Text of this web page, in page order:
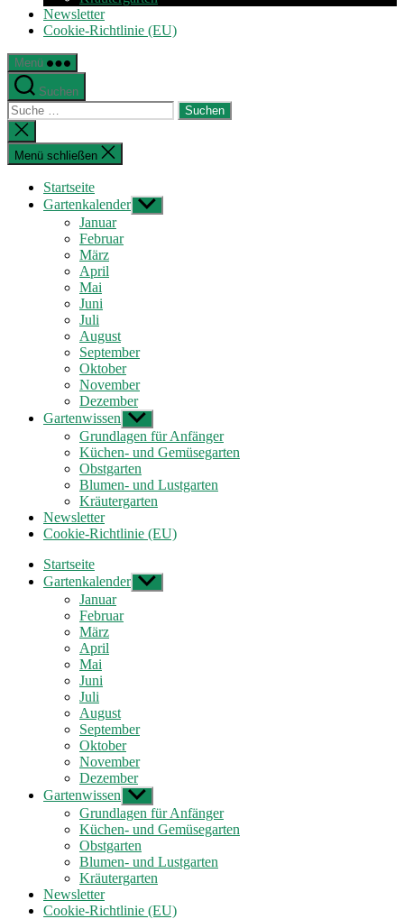
Newsletter
Cookie-Richtlinie (EU)
Menü
Suchen
Suche
nach:
Suche
schließen
Menü schließen
Startseite
Gartenkalender Untermenü
anzeigen
Januar
Februar
März
April
Mai
Juni
Juli
August
September
Oktober
November
Dezember
Gartenwissen Untermenü
anzeigen
Grundlagen für Anfänger
Küchen- und Gemüsegarten
Obstgarten
Blumen- und Lustgarten
Kräutergarten
Newsletter
Cookie-Richtlinie (EU)
Startseite
Gartenkalender Untermenü
anzeigen
Januar
Februar
März
April
Mai
Juni
Juli
August
September
Oktober
November
Dezember
Gartenwissen Untermenü
anzeigen
Grundlagen für Anfänger
Küchen- und Gemüsegarten
Obstgarten
Blumen- und Lustgarten
Kräutergarten
Newsletter
Cookie-Richtlinie (EU)